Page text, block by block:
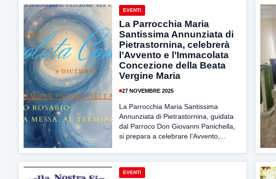
EVENTI
La Parrocchia Maria
Santissima Annunziata di
Pietrastornina, celebrerà
l’Avvento e l’Immacolata
Concezione della Beata
Vergine Maria
27 NOVEMBRE 2025
La Parrocchia Maria Santissima
Annunziata di Pietrastornina, guidata
dal Parroco Don Giovanni Panichella,
si prepara a celebrare l’Avvento,...
EVENTI